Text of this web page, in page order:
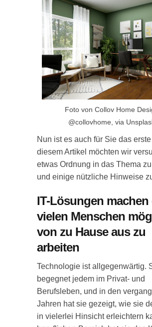
Foto von Collov Home
@collovhome, via
Nun ist es auch für Sie das
diesem Artikel möchten wir
etwas Ordnung in das Thema
und einige nützliche Hinweise
IT-Lösungen machen
vielen Menschen
von zu Hause aus zu
arbeiten
Technologie ist allgegenwärtig.
begegnet jedem im Privat- und
Berufsleben, und in den
Jahren hat sie gezeigt, wie sie
in vielerlei Hinsicht erleichtern